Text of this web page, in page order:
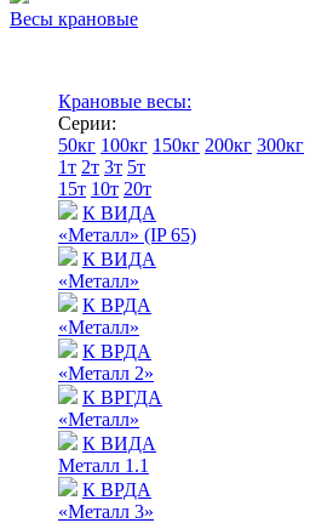
Весы крановые
Крановые весы:
Серии:
50кг 100кг 150кг 200кг 300кг
1т 2т 3т 5т
15т 10т 20т
К ВИДА
«Металл» (IP 65)
К ВИДА
«Металл»
К ВРДА
«Металл»
К ВРДА
«Металл 2»
К ВРГДА
«Металл»
К ВИДА
Металл 1.1
К ВРДА
«Металл 3»